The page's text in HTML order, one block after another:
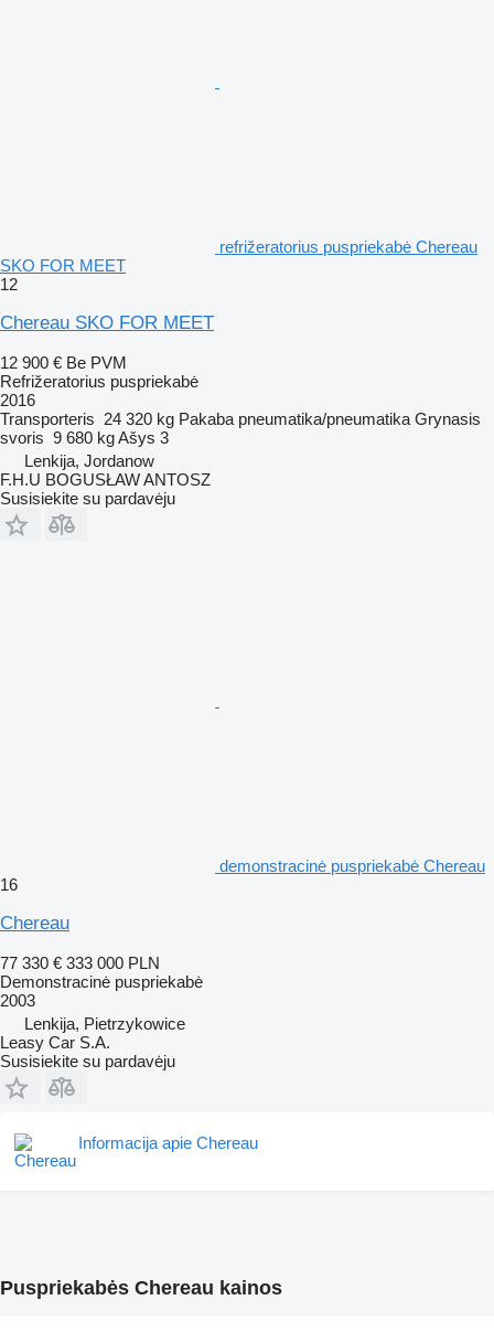
refrižeratorius puspriekabė Chereau
SKO FOR MEET
12
Chereau SKO FOR MEET
12 900 € Be PVM
Refrižeratorius puspriekabė
2016
Transporteris 24 320 kg Pakaba pneumatika/pneumatika Grynasis
svoris 9 680 kgAšys 3
Lenkija, Jordanow
F.H.U BOGUSŁAW ANTOSZ
Susisiekite su pardavėju
demonstracinė puspriekabė Chereau
16
Chereau
77 330 € 333 000 PLN
Demonstracinė puspriekabė
2003
Lenkija, Pietrzykowice
Leasy Car S.A.
Susisiekite su pardavėju
Informacija apie Chereau
Puspriekabės Chereau kainos